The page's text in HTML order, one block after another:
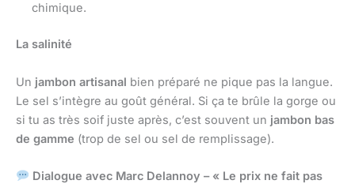
chimique.
La salinité
Un jambon artisanal bien préparé ne pique pas la langue.
Le sel s’intègre au goût général. Si ça te brûle la gorge ou
si tu as très soif juste après, c’est souvent un jambon bas
de gamme (trop de sel ou sel de remplissage).
Dialogue avec Marc Delannoy – « Le prix ne fait pas